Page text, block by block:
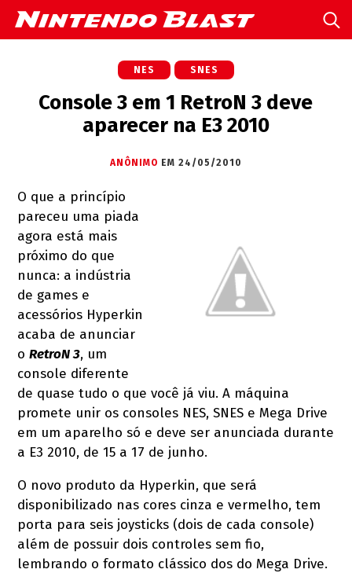
NES SNES
Console 3 em 1 RetroN 3 deve
aparecer na E3 2010
ANÔNIMO EM 24/05/2010
O que a princípio
pareceu uma piada
agora está mais
próximo do que
nunca: a indústria
de games e
acessórios Hyperkin
acaba de anunciar
oRetroN 3, um
console diferente
de quase tudo o que você já viu. A máquina
promete unir os consoles NES, SNES e Mega Drive
em um aparelho só e deve ser anunciada durante
a E3 2010, de 15 a 17 de junho.
O novo produto da Hyperkin, que será
disponibilizado nas cores cinza e vermelho, tem
porta para seis joysticks (dois de cada console)
além de possuir dois controles sem fio,
lembrando o formato clássico dos do Mega Drive.